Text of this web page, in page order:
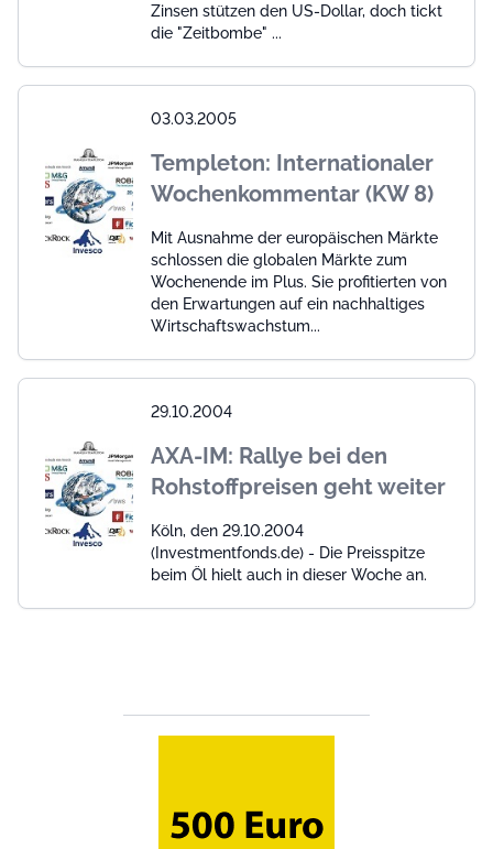
Zinsen stützen den US-Dollar, doch tickt
die "Zeitbombe" ...
03.03.2005
Templeton: Internationaler
Wochenkommentar (KW 8)
Mit Ausnahme der europäischen Märkte
schlossen die globalen Märkte zum
Wochenende im Plus. Sie profitierten von
den Erwartungen auf ein nachhaltiges
Wirtschaftswachstum...
29.10.2004
AXA-IM: Rallye bei den
Rohstoffpreisen geht weiter
Köln, den 29.10.2004
(Investmentfonds.de) - Die Preisspitze
beim Öl hielt auch in dieser Woche an.